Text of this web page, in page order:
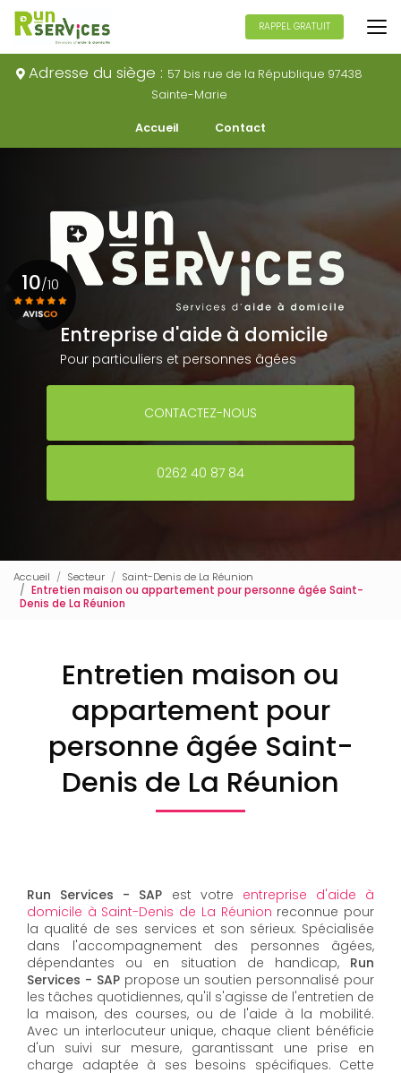
Aller
au
principal
Adresse du siège : 57 bis rue de la République 97438
Sainte-Marie
Accueil Contact
RAPPEL GRATUIT
Entreprise d'aide à domicile
Pour particuliers et personnes âgées
CONTACTEZ-NOUS
0262 40 87 84
10/10
Voir le certificat
Accueil Secteur
Saint-Denis de La Réunion
Entretien maison ou appartement pour personne âgée Saint-
Denis de La Réunion
Entretien maison ou
appartement pour
personne âgée Saint-
Denis de La Réunion
Run Services - SAP est votre entreprise d'aide à
domicile à Saint-Denis de La Réunion reconnue pour
la qualité de ses services et son sérieux. Spécialisée
dans l'accompagnement des personnes âgées,
dépendantes ou en situation de handicap, Run
Services - SAP propose un soutien personnalisé pour
les tâches quotidiennes, qu'il s'agisse de l'entretien de
la maison, des courses, ou de l'aide à la mobilité.
Avec un interlocuteur unique, chaque client bénéficie
d'un suivi sur mesure, garantissant une prise en
charge adaptée à ses besoins spécifiques. Cette